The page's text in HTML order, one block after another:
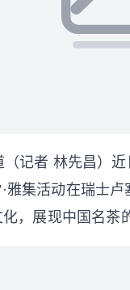
记者 林先昌）
雅集活动在瑞士
，展现中国名茶